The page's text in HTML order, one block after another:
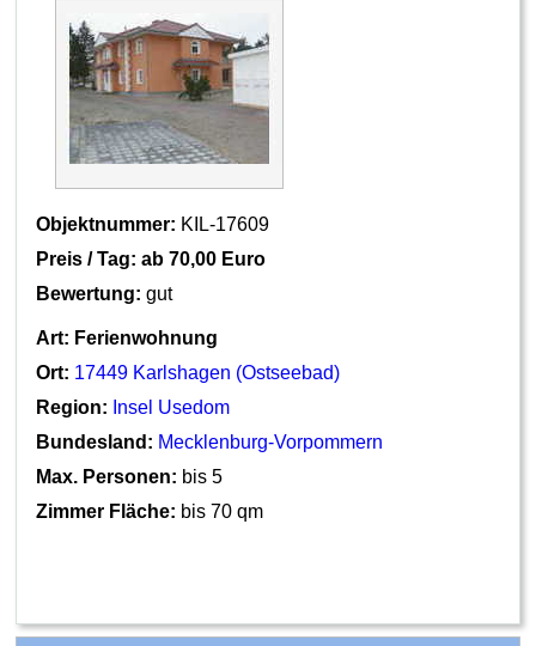
Objektnummer: KIL-17609
Preis / Tag: ab 70,00 Euro
Bewertung: gut
Art: Ferienwohnung
Ort: 17449 Karlshagen (Ostseebad)
Region: Insel Usedom
Bundesland: Mecklenburg-Vorpommern
Max. Personen: bis 5
Zimmer Fläche: bis 70 qm